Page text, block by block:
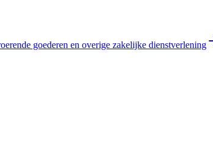
goederen en overige zakelijke dienstverlening